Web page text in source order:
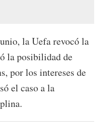
la Uefa revocó la
la posibilidad de
por los intereses de
el caso a la